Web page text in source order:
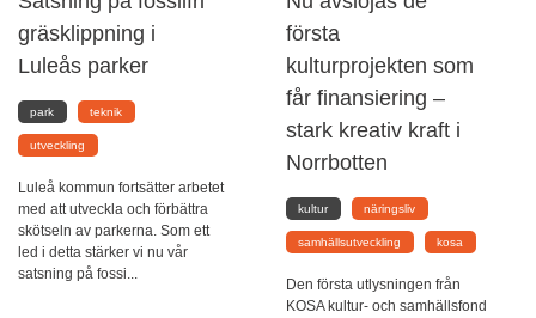
gräsklippning i
Luleås parker
park teknik
utveckling
Luleå kommun fortsätter arbetet
med att utveckla och förbättra
skötseln av parkerna. Som ett
led i detta stärker vi nu vår
satsning på fossi...
första
kulturprojekten som
får finansiering –
stark kreativ kraft i
Norrbotten
kultur näringsliv
samhällsutveckling kosa
Den första utlysningen från
KOSA kultur- och samhällsfond